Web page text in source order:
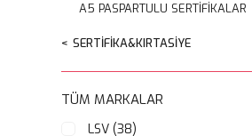
A5 PASPARTULU SERTİFİKALAR
SERTİFİKA&KIRTASİYE
TÜM MARKALAR
LSV (38)